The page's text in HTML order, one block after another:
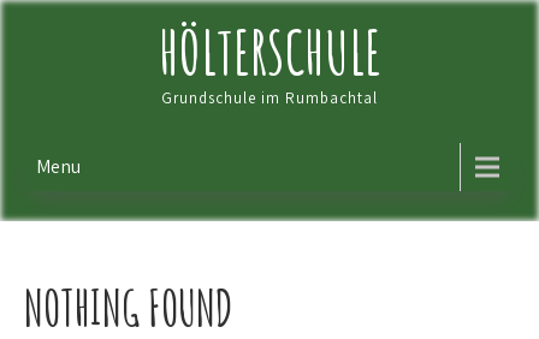
Skip
HÖLTERSCHULE
Grundschule im Rumbachtal
Menu
NOTHING FOUND